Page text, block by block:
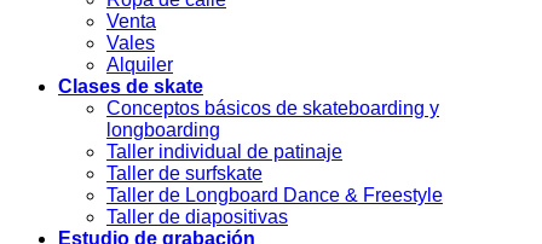
Venta
Vales
Alquiler
Clases de skate
Conceptos básicos de skateboarding y
longboarding
Taller individual de patinaje
Taller de surfskate
Taller de Longboard Dance & Freestyle
Taller de diapositivas
Estudio de grabación